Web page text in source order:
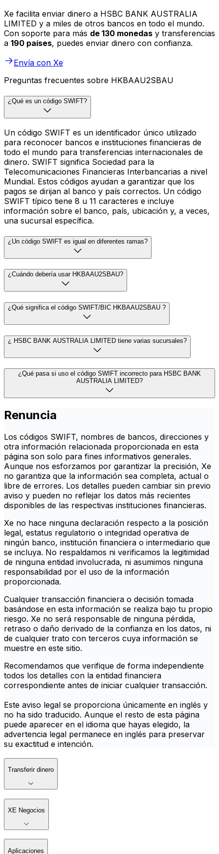
Xe facilita enviar dinero a HSBC BANK AUSTRALIA
LIMITED y a miles de otros bancos en todo el mundo.
Con soporte para más de 130 monedas y transferencias
a 190 países, puedes enviar dinero con confianza.
Envía con Xe
Preguntas frecuentes sobre HKBAAU2SBAU
¿Qué es un código SWIFT?
Un código SWIFT es un identificador único utilizado
para reconocer bancos e instituciones financieras de
todo el mundo para transferencias internacionales de
dinero. SWIFT significa Sociedad para la
Telecomunicaciones Financieras Interbancarias a nivel
Mundial. Estos códigos ayudan a garantizar que los
pagos se dirijan al banco y país correctos. Un código
SWIFT típico tiene 8 u 11 caracteres e incluye
información sobre el banco, país, ubicación y, a veces,
una sucursal específica.
¿Un código SWIFT es igual en diferentes ramas?
¿Cuándo debería usar HKBAAU2SBAU?
¿Qué significa el código SWIFT/BIC HKBAAU2SBAU ?
¿ HSBC BANK AUSTRALIA LIMITED tiene varias sucursales?
¿Qué pasa si uso el código SWIFT incorrecto para HSBC BANK
AUSTRALIA LIMITED?
Renuncia
Los códigos SWIFT, nombres de bancos, direcciones y
otra información relacionada proporcionada en esta
página son solo para fines informativos generales.
Aunque nos esforzamos por garantizar la precisión, Xe
no garantiza que la información sea completa, actual o
libre de errores. Los detalles pueden cambiar sin previo
aviso y pueden no reflejar los datos más recientes
disponibles de las respectivas instituciones financieras.
Xe no hace ninguna declaración respecto a la posición
legal, estatus regulatorio o integridad operativa de
ningún banco, institución financiera o intermediario que
se incluya. No respaldamos ni verificamos la legitimidad
de ninguna entidad involucrada, ni asumimos ninguna
responsabilidad por el uso de la información
proporcionada.
Cualquier transacción financiera o decisión tomada
basándose en esta información se realiza bajo tu propio
riesgo. Xe no será responsable de ninguna pérdida,
retraso o daño derivado de la confianza en los datos, ni
de cualquier trato con terceros cuya información se
muestre en este sitio.
Recomendamos que verifique de forma independiente
todos los detalles con la entidad financiera
correspondiente antes de iniciar cualquier transacción.
Este aviso legal se proporciona únicamente en inglés y
no ha sido traducido. Aunque el resto de esta página
puede aparecer en el idioma que hayas elegido, la
advertencia legal permanece en inglés para preservar
su exactitud e intención.
Transferir dinero
XE Negocios
Aplicaciones